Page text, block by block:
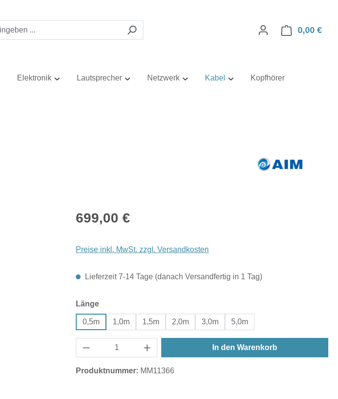
0,00 €
Elektronik Lautsprecher Netzwerk Kabel Kopfhörer
Regulärer Preis:
699,00 €
Preise inkl. MwSt. zzgl. Versandkosten
Lieferzeit 7-14 Tage (danach Versandfertig in 1 Tag)
Längeauswählen
0,5m 1,0m 1,5m 2,0m 3,0m 5,0m
In den Warenkorb
Produktnummer: MM11366